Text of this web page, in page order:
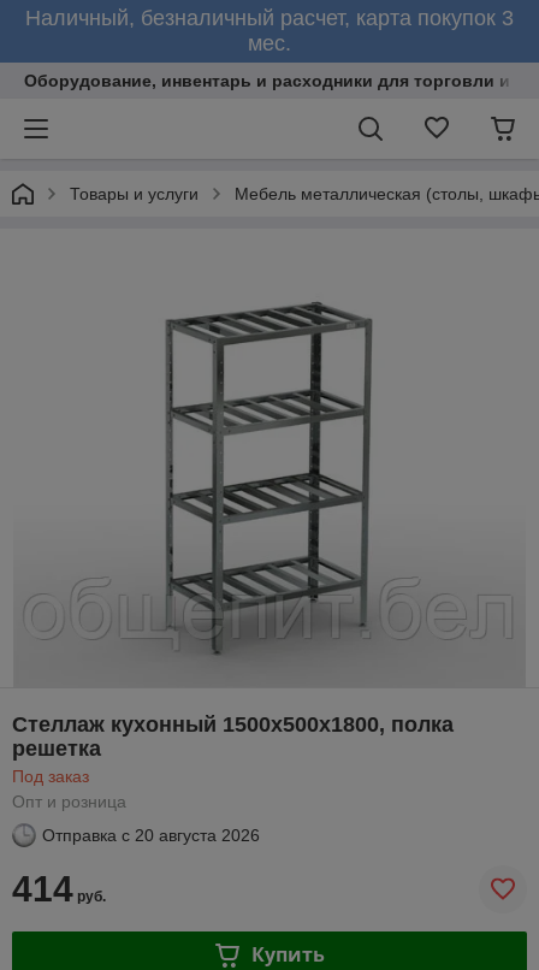
Наличный, безналичный расчет, карта покупок 3
мес.
Оборудование, инвентарь и расходники для торговли и
Товары и услуги Мебель металлическая (столы,
Стеллаж кухонный 1500х500х1800, полка
решетка
Под заказ
Опт и розница
Отправка с 20 августа 2026
414 руб.
Купить